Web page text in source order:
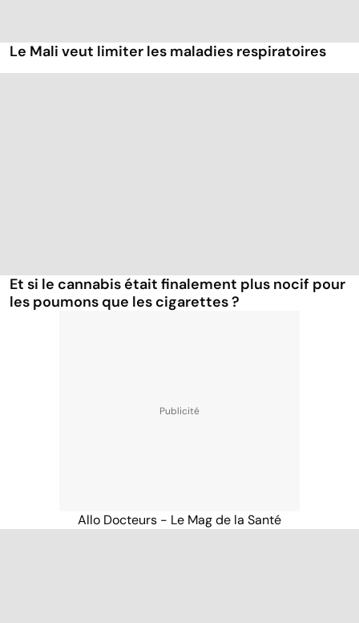
Le Mali veut limiter les maladies respiratoires
Et si le cannabis était finalement plus nocif pour
les poumons que les cigarettes ?
Allo Docteurs - Le Mag de la Santé